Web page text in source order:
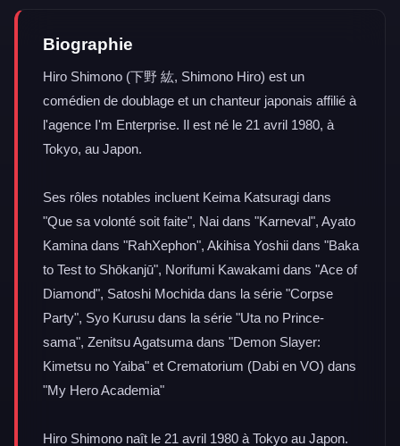
Biographie
Hiro Shimono (下野 紘, Shimono Hiro) est un
comédien de doublage et un chanteur japonais affilié à
l'agence I'm Enterprise. Il est né le 21 avril 1980, à
Tokyo, au Japon.
Ses rôles notables incluent Keima Katsuragi dans
"Que sa volonté soit faite", Nai dans "Karneval", Ayato
Kamina dans "RahXephon", Akihisa Yoshii dans "Baka
to Test to Shōkanjū", Norifumi Kawakami dans "Ace of
Diamond", Satoshi Mochida dans la série "Corpse
Party", Syo Kurusu dans la série "Uta no Prince-
sama", Zenitsu Agatsuma dans "Demon Slayer:
Kimetsu no Yaiba" et Crematorium (Dabi en VO) dans
"My Hero Academia"
Hiro Shimono naît le 21 avril 1980 à Tokyo au Japon.